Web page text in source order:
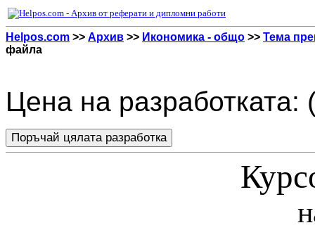
Helpos.com >> Архив >> Икономика - общо >> Тема
файла
Цена на разработката: